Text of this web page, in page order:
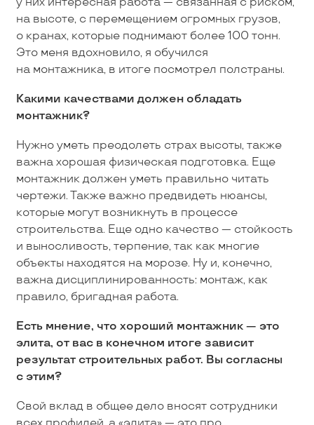
у них интересная работа — связанная с риском,
на высоте, с перемещением огромных грузов,
о кранах, которые поднимают более 100 тонн.
Это меня вдохновило, я обучился
на монтажника, в итоге посмотрел полстраны.
Какими качествами должен обладать
монтажник?
Нужно уметь преодолеть страх высоты, также
важна хорошая физическая подготовка. Еще
монтажник должен уметь правильно читать
чертежи. Также важно предвидеть нюансы,
которые могут возникнуть в процессе
строительства. Еще одно качество — стойкость
и выносливость, терпение, так как многие
объекты находятся на морозе. Ну и, конечно,
важна дисциплинированность: монтаж, как
правило, бригадная работа.
Есть мнение, что хороший монтажник — это
элита, от вас в конечном итоге зависит
результат строительных работ. Вы согласны
c этим?
Свой вклад в общее дело вносят сотрудники